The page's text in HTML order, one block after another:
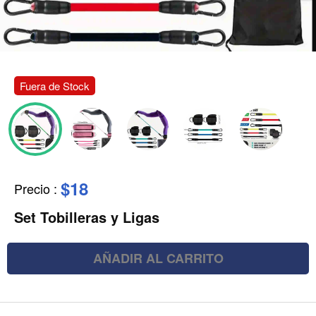
Fuera de Stock
Precio : $18
Set Tobilleras y Ligas
AÑADIR AL CARRITO